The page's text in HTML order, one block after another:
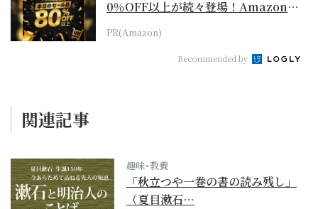
0％OFF以上が続々登場！Amazonの
本気が...
PR(Amazon)
Recommended by
関連記事
趣味･教養
「秋立つや一巻の書の読み残し」
（夏目漱石…